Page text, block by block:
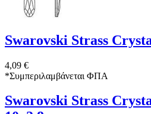
Swarovski Strass
4,09 €
*Συμπεριλαμβάνεται ΦΠΑ
Swarovski Strass